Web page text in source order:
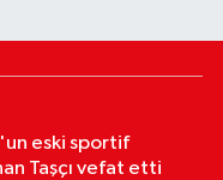
eski sportif
Taşçı vefat etti